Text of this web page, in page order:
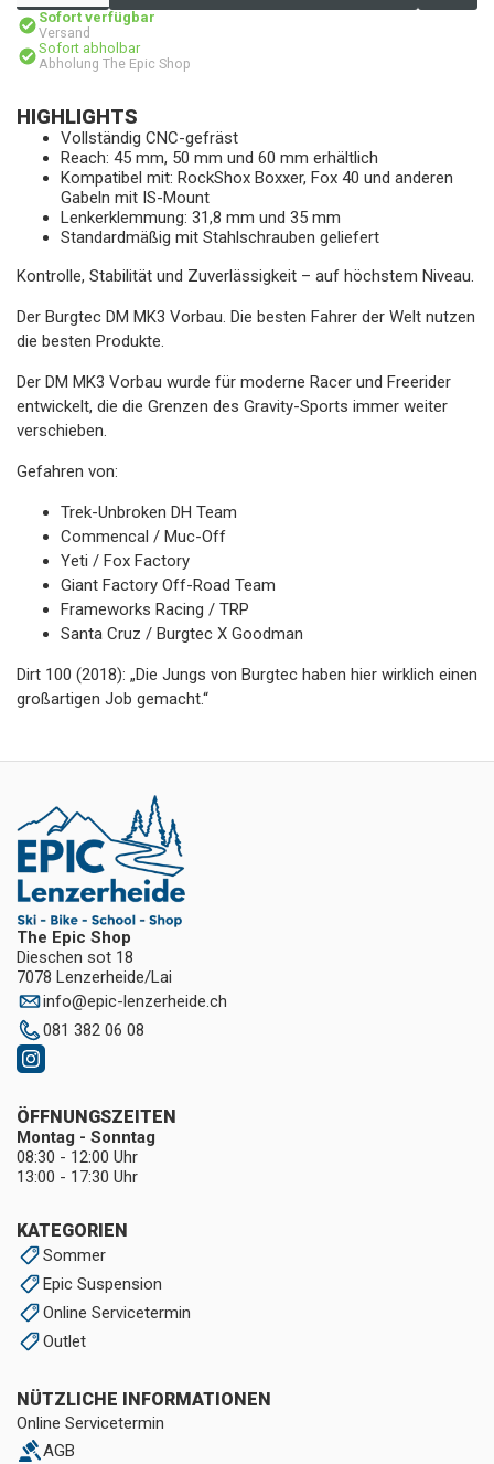
Sofort verfügbar
Versand
Sofort abholbar
Abholung The Epic Shop
HIGHLIGHTS
Vollständig CNC-gefräst
Reach: 45 mm, 50 mm und 60 mm erhältlich
Kompatibel mit: RockShox Boxxer, Fox 40 und anderen
Gabeln mit IS-Mount
Lenkerklemmung: 31,8 mm und 35 mm
Standardmäßig mit Stahlschrauben geliefert
Kontrolle, Stabilität und Zuverlässigkeit – auf höchstem Niveau.
Der Burgtec DM MK3 Vorbau. Die besten Fahrer der Welt nutzen
die besten Produkte.
Der DM MK3 Vorbau wurde für moderne Racer und Freerider
entwickelt, die die Grenzen des Gravity-Sports immer weiter
verschieben.
Gefahren von:
Trek-Unbroken DH Team
Commencal / Muc-Off
Yeti / Fox Factory
Giant Factory Off-Road Team
Frameworks Racing / TRP
Santa Cruz / Burgtec X Goodman
Dirt 100 (2018): „Die Jungs von Burgtec haben hier wirklich einen
großartigen Job gemacht.“
The Epic Shop
Dieschen sot 18
7078 Lenzerheide/Lai
info@epic-lenzerheide.ch
081 382 06 08
KATEGORIEN
Sommer
Epic Suspension
Online Servicetermin
Outlet
NÜTZLICHE INFORMATIONEN
Online Servicetermin
AGB
ÖFFNUNGSZEITEN
Montag - Sonntag
08:30 - 12:00 Uhr
13:00 - 17:30 Uhr